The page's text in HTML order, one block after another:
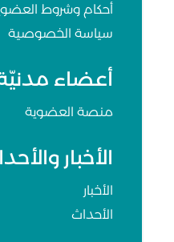
أحكام وشروط
سياسة الخصوصية
أعضاء
منصة العضوية
الأخبار
الأخبار
الأحداث